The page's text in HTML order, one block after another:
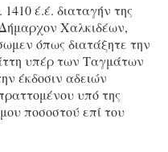
έ.έ. διαταγήν της
Χαλκιδέων,
όπως διατάξητε την
υπέρ των Ταγμάτων
έκδοσιν αδειών
υπό της
ποσοστού επί του